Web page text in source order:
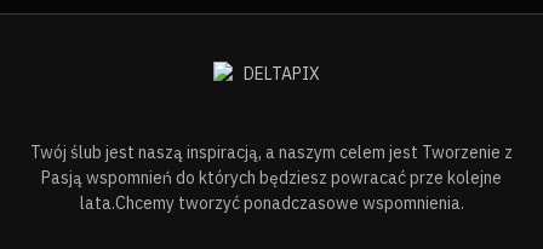
Twój ślub jest naszą inspiracją, a naszym celem jest Tworzenie z
Pasją wspomnień do których będziesz powracać prze kolejne
lata.Chcemy tworzyć ponadczasowe wspomnienia.